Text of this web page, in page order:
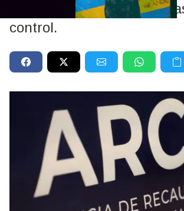
actualizar sus
control.